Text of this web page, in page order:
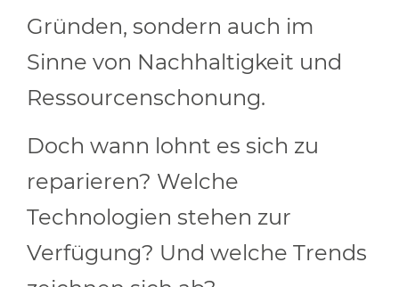
Gründen, sondern auch im
Sinne von Nachhaltigkeit und
Ressourcenschonung.
Doch wann lohnt es sich zu
reparieren? Welche
Technologien stehen zur
Verfügung? Und welche Trends